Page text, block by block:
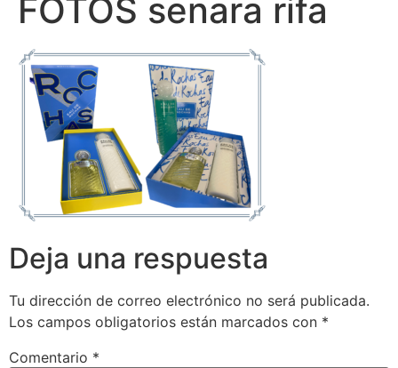
FOTOS senara rifa
Deja una respuesta
Tu dirección de correo electrónico no será publicada.
Los campos obligatorios están marcados con *
Comentario *